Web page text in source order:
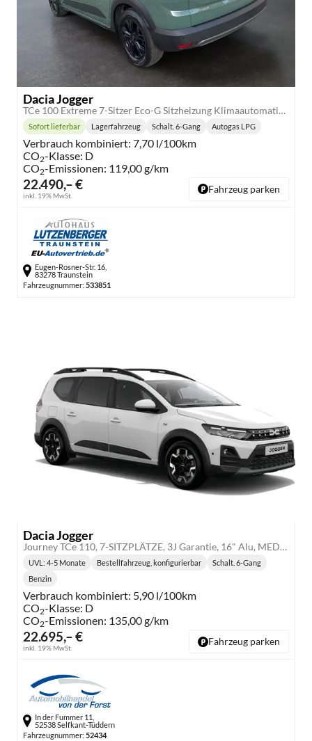
Dacia Jogger
TCe 100 Extreme 7-Sitzer Eco-G Sitzheizung Klimaautomatik Einparkhilfe hinten Rückfahrkamera
22.490,– €
inkl. 19% MwSt.
Lieferzeit:
Sofort lieferbar Lagerfahrzeug
Getriebe:
Schalt. 6-Gang
Kraftstoff:
Autogas LPG
Verbrauch kombiniert: 7,70 l/100km
CO2-Klasse: D
CO2-Emissionen: 119,00 g/km
Fahrzeug parken
Eugen-Rosner-Str. 16,
83278 Traunstein
Fahrzeugnummer: 533851
Dacia Jogger
Journey TCe 110, 7-SITZPLÄTZE, 3J Garantie, 16" Alu, MEDIA NAV 10", WINTER-PAKET, Klimaautomatik, HandsFree, Toter-Winkel-Warner, Parksensoren v/h, Multiview-Kamera, Abgedunkelte Scheiben, Lederlenkrad, NSW, Armlehne, Tempomat
22.695,– €
inkl. 19% MwSt.
UVL : 4-5 Monate Bestellfahrzeug, konfigurierbar
Getriebe:
Schalt. 6-Gang
Benzin
Verbrauch kombiniert: 5,90 l/100km
CO2-Klasse: D
CO2-Emissionen: 135,00 g/km
Fahrzeug parken
In der Fummer 11,
52538 Selfkant-Tüddern
Fahrzeugnummer: 52434